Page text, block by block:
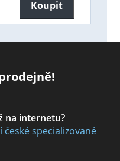
Koupit
na internetu?
specializované